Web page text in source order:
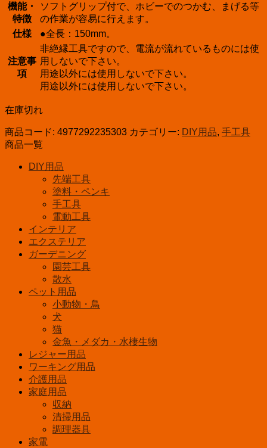
機能・
特徴
ソフトグリップ付で、ホビーでのつかむ、まげる等
の作業が容易に行えます。
仕様
●全長：150mm。
注意事
項
非絶縁工具ですので、電流が流れているものには使
用しないで下さい。
用途以外には使用しないで下さい。
用途以外には使用しないで下さい。
在庫切れ
商品コード: 4977292235303 カテゴリー: DIY用品, 手工具
商品一覧
DIY用品
先端工具
塗料・ペンキ
手工具
電動工具
インテリア
エクステリア
ガーデニング
園芸工具
散水
ペット用品
小動物・鳥
犬
猫
金魚・メダカ・水棲生物
レジャー用品
ワーキング用品
介護用品
家庭用品
収納
清掃用品
調理器具
家電